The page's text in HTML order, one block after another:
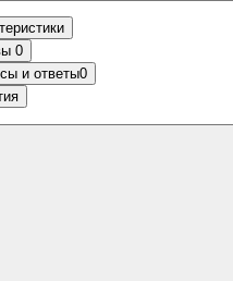
0
и ответы0